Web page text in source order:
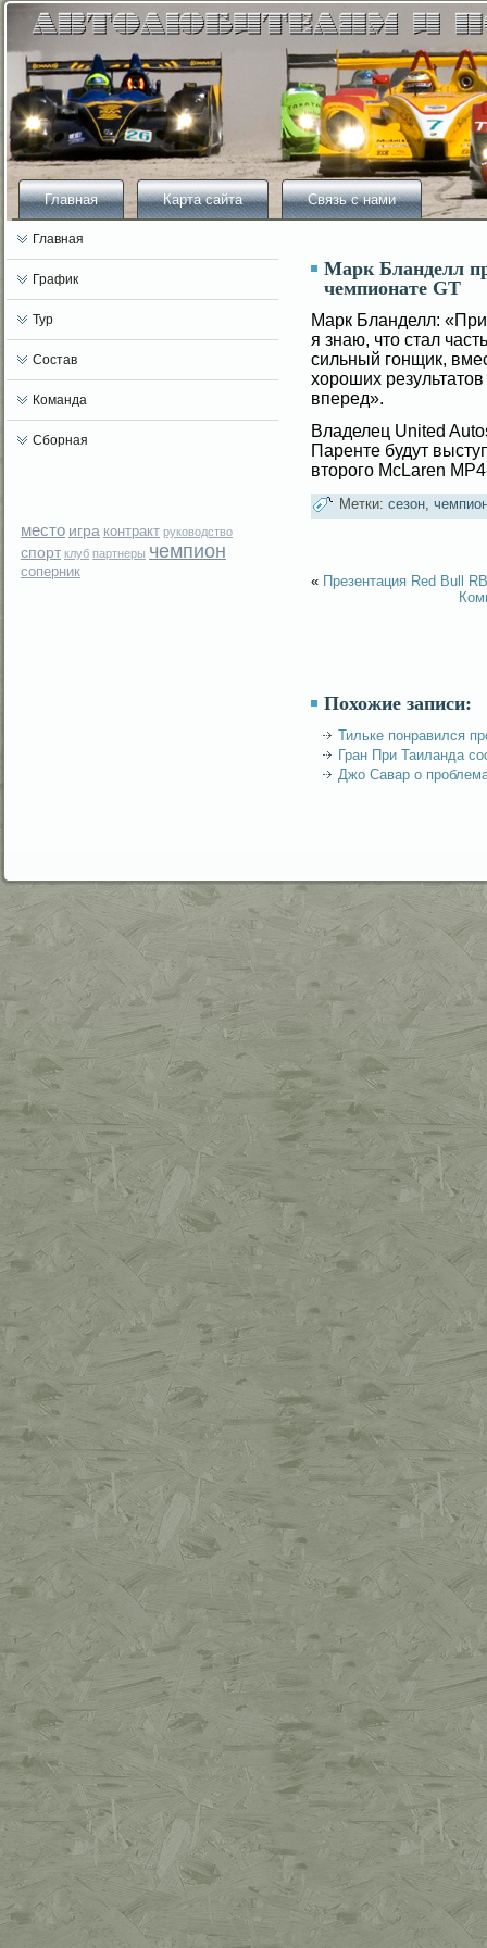
Главная Карта сайта Связь с нами
Главная
График
Тур
Состав
Команда
Сборная
место игра контракт руководство
спорт клуб партнеры чемпион
соперник
Марк Бланделл
чемпионате GT
Марк Бланделл:
я знаю, что стал
сильный гοнщик,
хороших
вперед».
Владелец United
Паренте будут
второгο McLaren
Метки: сезон,
« Презентация Red Bull
Похожие записи:
Тильке понравился
Гран При Таиланда
Джо Савар о